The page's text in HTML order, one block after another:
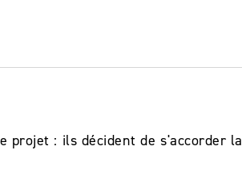
projet : ils décident de s'accorder la